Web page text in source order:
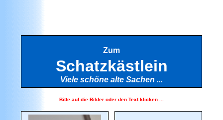
Zum
Schatzkästlein
Viele schöne alte Sachen ...
Bitte auf die Bilder oder den Text klicken ...